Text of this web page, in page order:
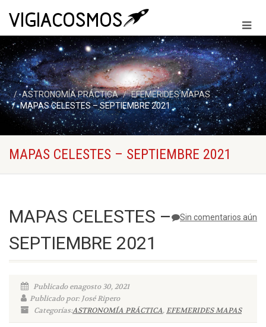
ASTRONOMÍA PRÁCTICA
EFEMERIDES MAPAS
MAPAS CELESTES – SEPTIEMBRE 2021
MAPAS CELESTES – SEPTIEMBRE 2021
Sin comentarios aún
MAPAS CELESTES –
SEPTIEMBRE 2021
Publicado enagosto 30, 2021
Publicado por: José Ripero
Categorías:ASTRONOMÍA PRÁCTICA,EFEMERIDES MAPAS